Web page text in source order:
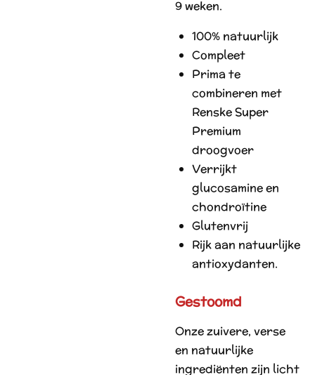
9 weken.
100% natuurlijk
Compleet
Prima te
combineren met
Renske Super
Premium
droogvoer
Verrijkt
glucosamine en
chondroïtine
Glutenvrij
Rijk aan natuurlijke
antioxydanten.
Gestoomd
Onze zuivere, verse
en natuurlijke
ingrediënten zijn licht